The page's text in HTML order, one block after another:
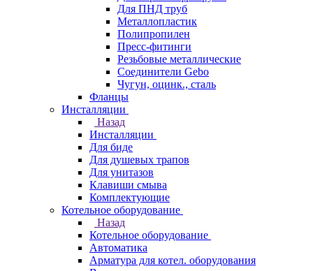
Для ПНД труб
Металлопластик
Полипропилен
Пресс-фитинги
Резьбовые металлические
Соединители Gebo
Чугун, оцинк., сталь
Фланцы
Инсталляции
Назад
Инсталляции
Для биде
Для душевых трапов
Для унитазов
Клавиши смыва
Комплектующие
Котельное оборудование
Назад
Котельное оборудование
Автоматика
Арматура для котел. оборудования